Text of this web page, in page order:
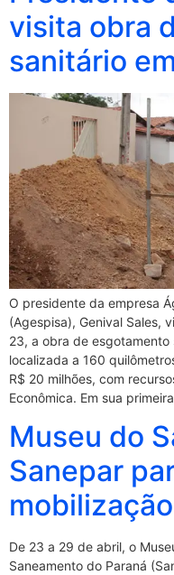
visita obra
sanitário
O presidente da empresa
(Agespisa), Genival Sales,
23, a obra de
localizada a 160
R$ 20 milhões, com
Econômica. Em sua
Museu do
Sanepar
De 23 a 29 de abril, o
Saneamento do Paraná